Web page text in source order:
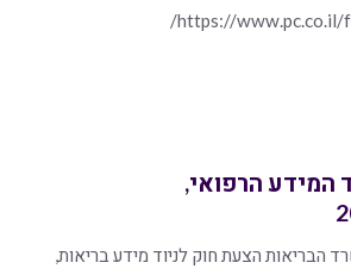
https://www.pc.co.il/
המידע הרפואי,
הבריאות הצעת חוק לניוד מידע בריאות,